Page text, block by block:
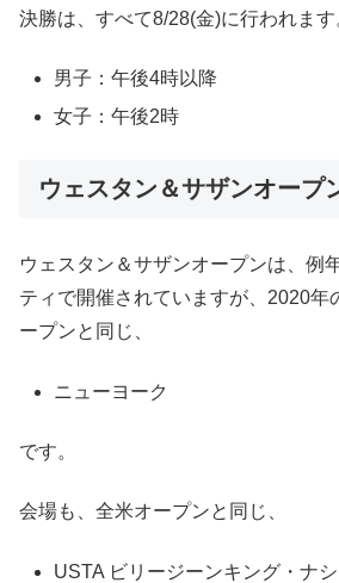
決勝は、すべて8/28(金)に行われます
男子：午後4時以降
女子：午後2時
ウェスタン＆サザンオープ
ウェスタン＆サザンオープンは、例
ティで開催されていますが、2020年
ープンと同じ、
ニューヨーク
です。
会場も、全米オープンと同じ、
USTA ビリージーンキング・ナ